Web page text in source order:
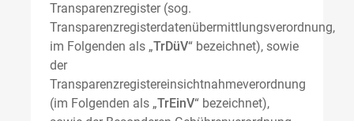
Transparenzregister (sog.
Transparenzregisterdatenübermittlungsverordnung,
im Folgenden als „TrDüV“ bezeichnet), sowie
der
Transparenzregistereinsichtnahmeverordnung
(im Folgenden als „TrEinV“ bezeichnet),